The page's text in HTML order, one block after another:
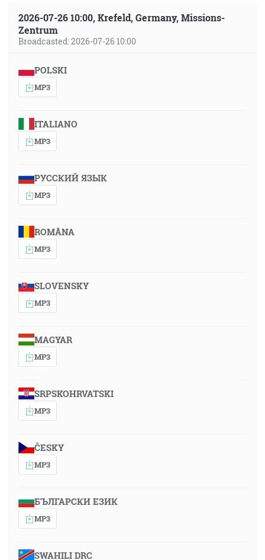
2026-07-26 10:00, Krefeld, Germany, Missions-
Zentrum
Broadcasted: 2026-07-26 10:00
POLSKI
MP3
ITALIANO
MP3
РУССКИЙ ЯЗЫК
MP3
ROMÂNA
MP3
SLOVENSKY
MP3
MAGYAR
MP3
SRPSKOHRVATSKI
MP3
ČESKY
MP3
БЪЛГАРСКИ ЕЗИК
MP3
SWAHILI DRC